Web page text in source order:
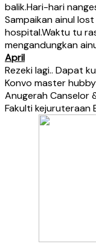
balik.Hari-hari
Sampaikan ainul
hospital.Waktu tu
mengandungkan
April
Rezeki lagi.. Dapat
Konvo master
Anugerah Canselor
Fakulti kejuruteraan